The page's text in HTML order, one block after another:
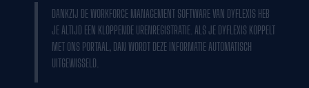
DANKZIJ DE WORKFORCE MANAGEMENT SOFTWARE VAN DYFLEXIS HEB
JE ALTIJD EEN KLOPPENDE URENREGISTRATIE. ALS JE DYFLEXIS KOPPELT
MET ONS PORTAAL, DAN WORDT DEZE INFORMATIE AUTOMATISCH
UITGEWISSELD.